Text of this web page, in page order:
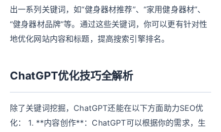
出一系列关键词，如“健身器材推荐”、“家用健身器材”、
“健身器材品牌”等。通过这些关键词，你可以更有针对性
地优化网站内容和标题，提高搜索引擎排名。
ChatGPT优化技巧全解析
除了关键词挖掘，ChatGPT还能在以下方面助力SEO优
化： 1. **内容创作**：ChatGPT可以根据你的需求，生